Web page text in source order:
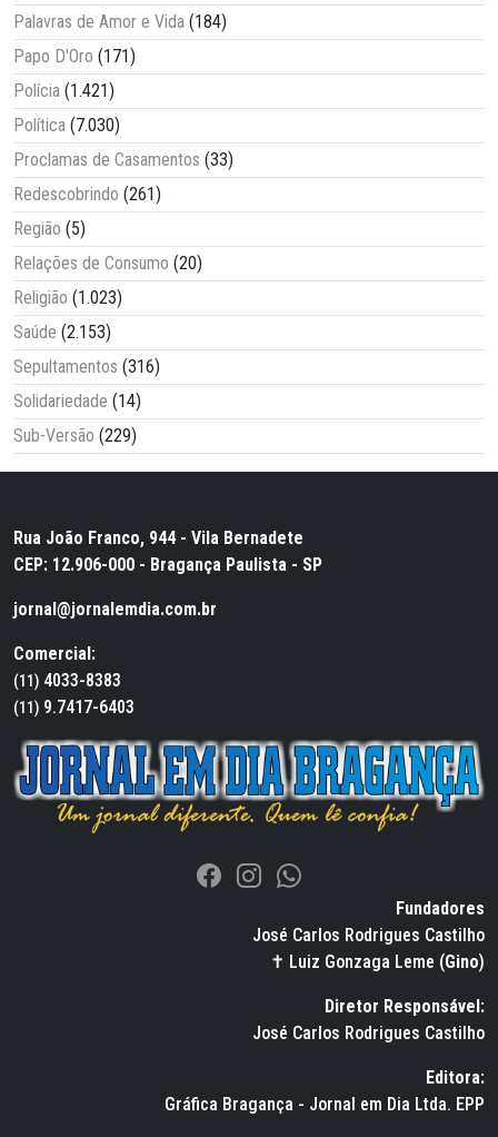
Palavras de Amor e Vida (184)
Papo D'Oro (171)
Polícia (1.421)
Política (7.030)
Proclamas de Casamentos (33)
Redescobrindo (261)
Região (5)
Relações de Consumo (20)
Religião (1.023)
Saúde (2.153)
Sepultamentos (316)
Solidariedade (14)
Sub-Versão (229)
Rua João Franco, 944 - Vila Bernadete
CEP: 12.906-000 - Bragança Paulista - SP
jornal@jornalemdia.com.br
Comercial:
(11) 4033-8383
(11) 9.7417-6403
Fundadores
José Carlos Rodrigues Castilho
✝ Luiz Gonzaga Leme (Gino)
Diretor Responsável:
José Carlos Rodrigues Castilho
Editora:
Gráfica Bragança - Jornal em Dia Ltda. EPP